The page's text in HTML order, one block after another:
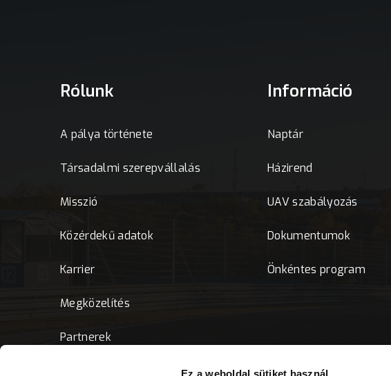
Ez a weboldal sütiket használ
Rólunk
A pálya története
Társadalmi szerepvállalás
Misszió
Közérdekű adatok
Karrier
Megközelítés
Partnerek
Információ
Naptár
Házirend
UAV szabályozás
Dokumentumok
Önkéntes program